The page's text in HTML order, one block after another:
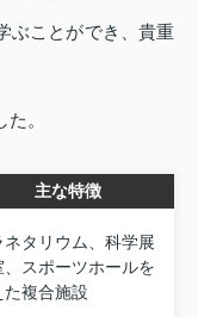
ぶことができ、貴重
。
主な特徴
ネタリウム、科学展
、スポーツホールを
た複合施設